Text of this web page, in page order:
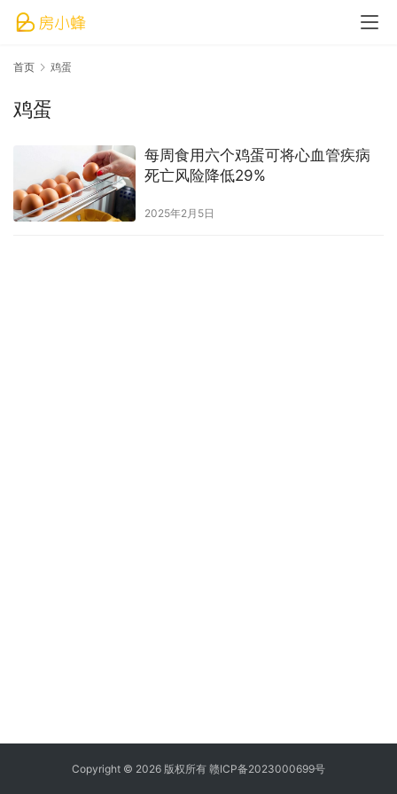
首页 鸡蛋
鸡蛋
每周食用六个鸡蛋可将心血管疾病
死亡风险降低29%
2025年2月5日
Copyright © 2026 版权所有 赣ICP备2023000699号